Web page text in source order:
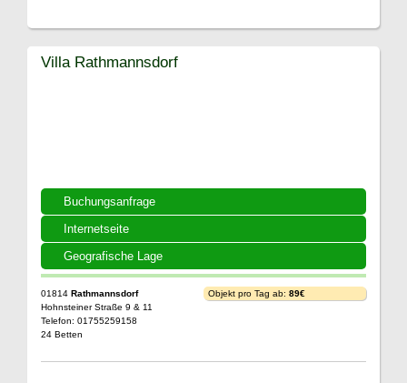
Buchungsanfrage
Internetseite
Geografische Lage
Villa Rathmannsdorf
01814 Rathmannsdorf
Hohnsteiner Straße 9 & 11
Telefon: 01755259158
24 Betten
Objekt pro Tag ab: 89€